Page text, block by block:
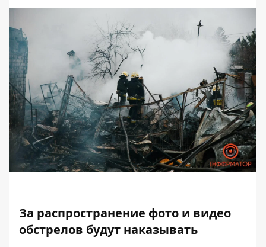
За распространение фото и видео
обстрелов будут наказывать